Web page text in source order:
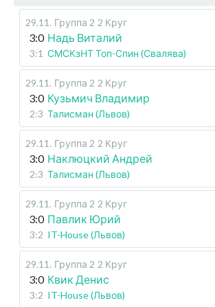
29.11 . Группа 2 2 Круг
3:0 Надь Виталий
3:1 СМСКзНТ Топ-Спин (Свалява)
29.11 . Группа 2 2 Круг
3:0 Кузьмич Владимир
2:3 Талисман (Львов)
29.11 . Группа 2 2 Круг
3:0 Наклюцкий Андрей
2:3 Талисман (Львов)
29.11 . Группа 2 2 Круг
3:0 Павлик Юрий
3:2 IT-House (Львов)
29.11 . Группа 2 2 Круг
3:0 Квик Денис
3:2 IT-House (Львов)